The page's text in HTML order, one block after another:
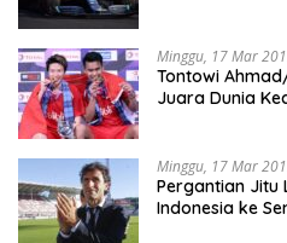
Minggu, 17 Mar
Tontowi
Juara Dunia
Minggu, 17 Mar
Pergantian Jitu
Indonesia ke